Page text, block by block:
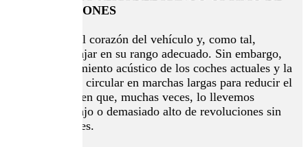
REVOLUCIONES
El motor es el corazón del vehículo y, como tal,
necesita trabajar en su rango adecuado. Sin embargo,
el buen aislamiento acústico de los coches actuales y la
costumbre de circular en marchas largas para reducir el
consumo hacen que, muchas veces, lo llevemos
demasiado bajo o demasiado alto de revoluciones sin
ser conscientes.